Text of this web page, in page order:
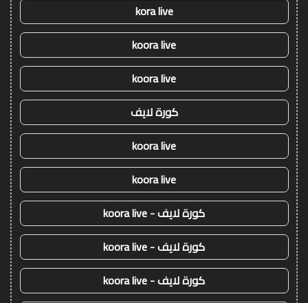
kora live
koora live
koora live
كورة لايف
koora live
koora live
كورة لايف - koora live
كورة لايف - koora live
كورة لايف - koora live